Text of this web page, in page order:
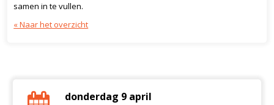
samen in te vullen.
« Naar het overzicht
donderdag 9 april